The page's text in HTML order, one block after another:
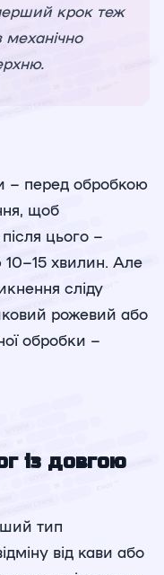
крок теж
– перед обробкою
щоб
цього –
хвилин. Але
сліду
рожевий або
обробки –
із довгою
тип
від кави або